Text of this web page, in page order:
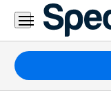
Residencial
Business
Paquetes
Internet